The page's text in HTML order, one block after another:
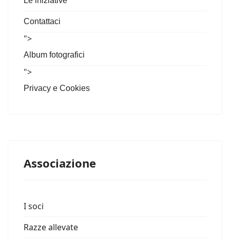
Contattaci
">
Album fotografici
">
Privacy e Cookies
Associazione
I soci
Razze allevate